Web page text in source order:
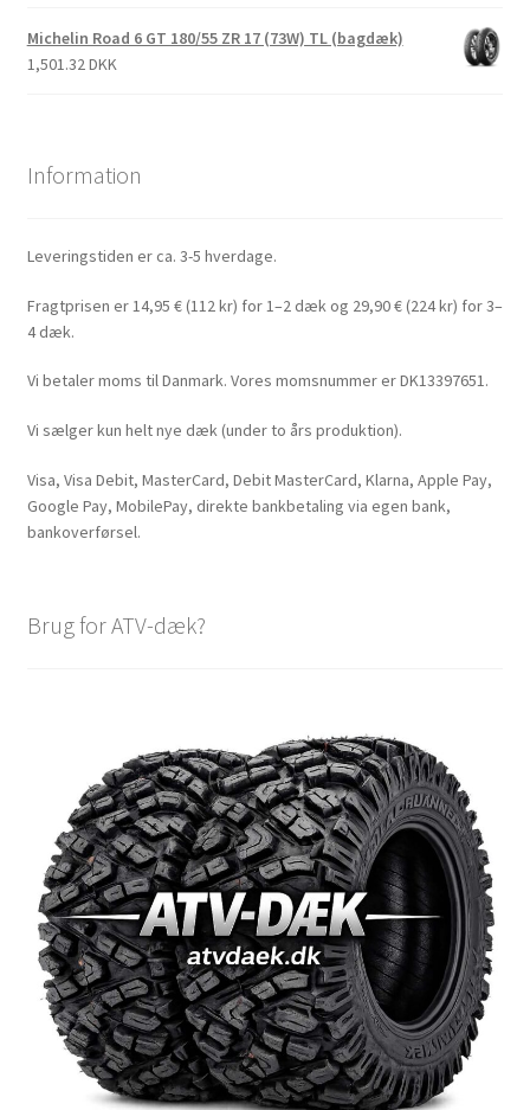
Michelin Road 6 GT 180/55 ZR 17 (73W) TL (bagdæk)
1,501.32 DKK
Information
Leveringstiden er ca. 3-5 hverdage.
Fragtprisen er 14,95 € (112 kr) for 1–2 dæk og 29,90 € (224 kr) for 3–
4 dæk.
Vi betaler moms til Danmark. Vores momsnummer er DK13397651.
Vi sælger kun helt nye dæk (under to års produktion).
Visa, Visa Debit, MasterCard, Debit MasterCard, Klarna, Apple Pay,
Google Pay, MobilePay, direkte bankbetaling via egen bank,
bankoverførsel.
Brug for ATV-dæk?